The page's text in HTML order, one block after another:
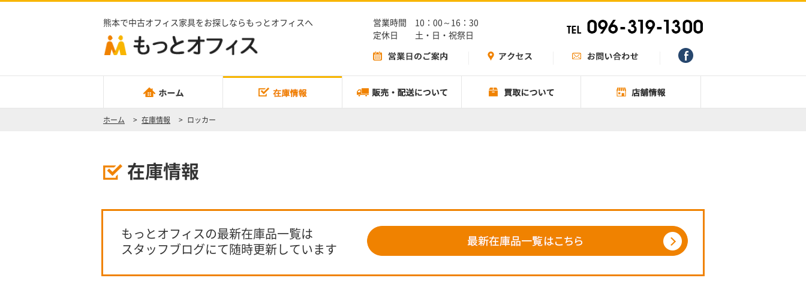
熊本で中古オフィス家具をお探しならもっとオフィスへ
営業時間 10：00～16：30
定休日 土・日・祝祭日
ホーム > 在庫情報 > ロッカー
在庫情報
もっとオフィスの最新在庫品一覧は
スタッフブログにて随時更新しています